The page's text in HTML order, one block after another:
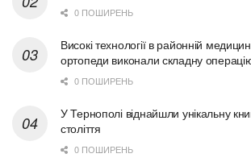
0 ПОШИРЕНЬ
Високі технології в районній
ортопеди виконали складну операцію
0 ПОШИРЕНЬ
У Тернополі віднайшли унікальну
століття
0 ПОШИРЕНЬ